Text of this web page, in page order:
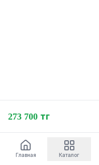
273 700 тг
Главная Каталог